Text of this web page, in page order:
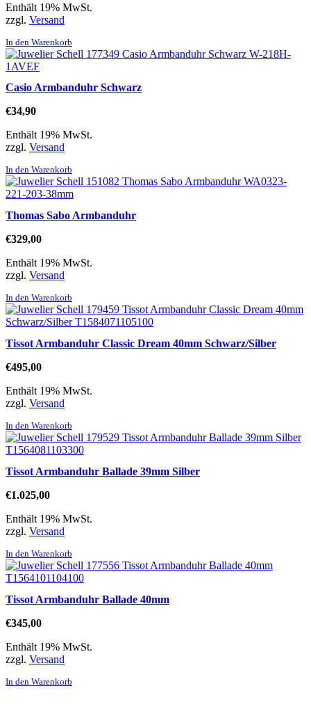
Enthält 19% MwSt.
zzgl. Versand
In den Warenkorb
Casio Armbanduhr Schwarz
€34,90
Enthält 19% MwSt.
zzgl. Versand
In den Warenkorb
Thomas Sabo Armbanduhr
€329,00
Enthält 19% MwSt.
zzgl. Versand
In den Warenkorb
Tissot Armbanduhr Classic Dream 40mm Schwarz/Silber
€495,00
Enthält 19% MwSt.
zzgl. Versand
In den Warenkorb
Tissot Armbanduhr Ballade 39mm Silber
€1.025,00
Enthält 19% MwSt.
zzgl. Versand
In den Warenkorb
Tissot Armbanduhr Ballade 40mm
€345,00
Enthält 19% MwSt.
zzgl. Versand
In den Warenkorb